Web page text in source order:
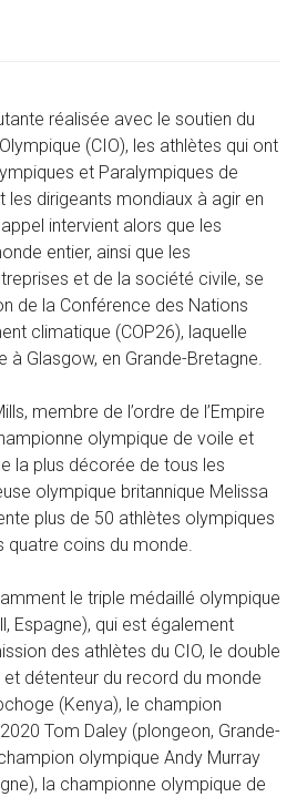
réalisée avec le soutien du
(CIO), les athlètes qui ont
et Paralympiques de
les dirigeants mondiaux à agir en
intervient alors que les
entier, ainsi que les
et de la société civile, se
de la Conférence des Nations
climatique (COP26), laquelle
à Glasgow, en Grande-Bretagne.
membre de l’ordre de l’Empire
olympique de voile et
la plus décorée de tous les
olympique britannique Melissa
plus de 50 athlètes olympiques
quatre coins du monde.
le triple médaillé olympique
Espagne), qui est également
des athlètes du CIO, le double
détenteur du record du monde
(Kenya), le champion
Tom Daley (plongeon, Grande-
olympique Andy Murray
la championne olympique de